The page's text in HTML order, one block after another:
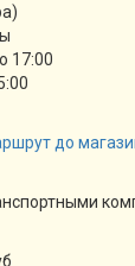
17:00
до